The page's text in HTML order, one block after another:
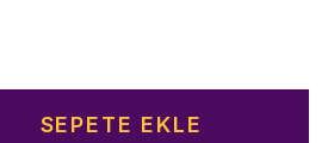
SEPETE EKLE